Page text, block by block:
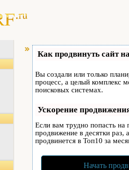
Как продвинуть сайт
Вы создали или только
процесс, а целый комплекс
поисковых системах.
Ускорение
Если вам трудно попасть на
продвижение в десятки раз,
продвинется в Топ10 за
Начать